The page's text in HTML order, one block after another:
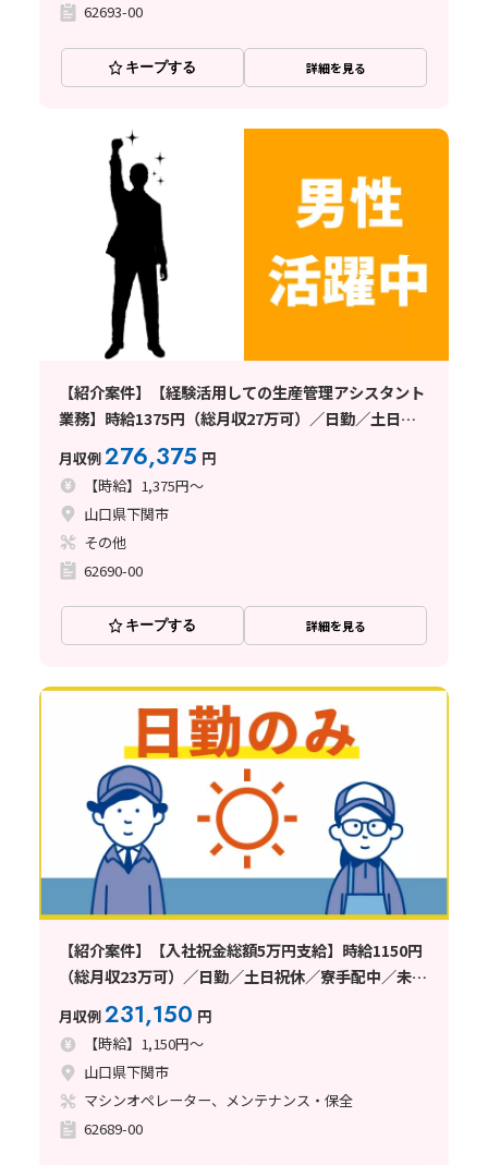
62693-00
キープする 詳細を見る
【紹介案件】【経験活用しての生産管理アシスタント
業務】時給1375円（総月収27万可）／日勤／土日祝
休／寮手配中
月収例276,375 円
【時給】1,375円～
山口県下関市
その他
62690-00
キープする 詳細を見る
【紹介案件】【入社祝金総額5万円支給】時給1150円
（総月収23万可）／日勤／土日祝休／寮手配中／未経
験者歓迎
月収例231,150 円
【時給】1,150円～
山口県下関市
マシンオペレーター、メンテナンス・保全
62689-00